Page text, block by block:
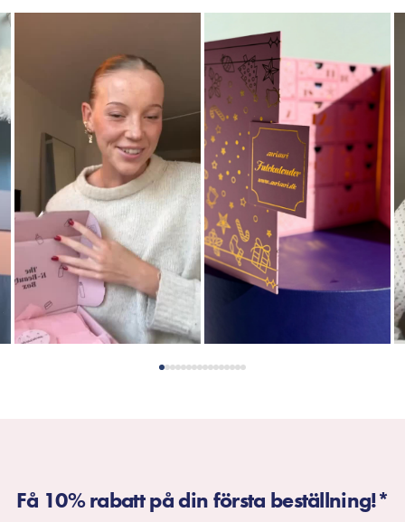
Få 10% rabatt på din första beställning!*